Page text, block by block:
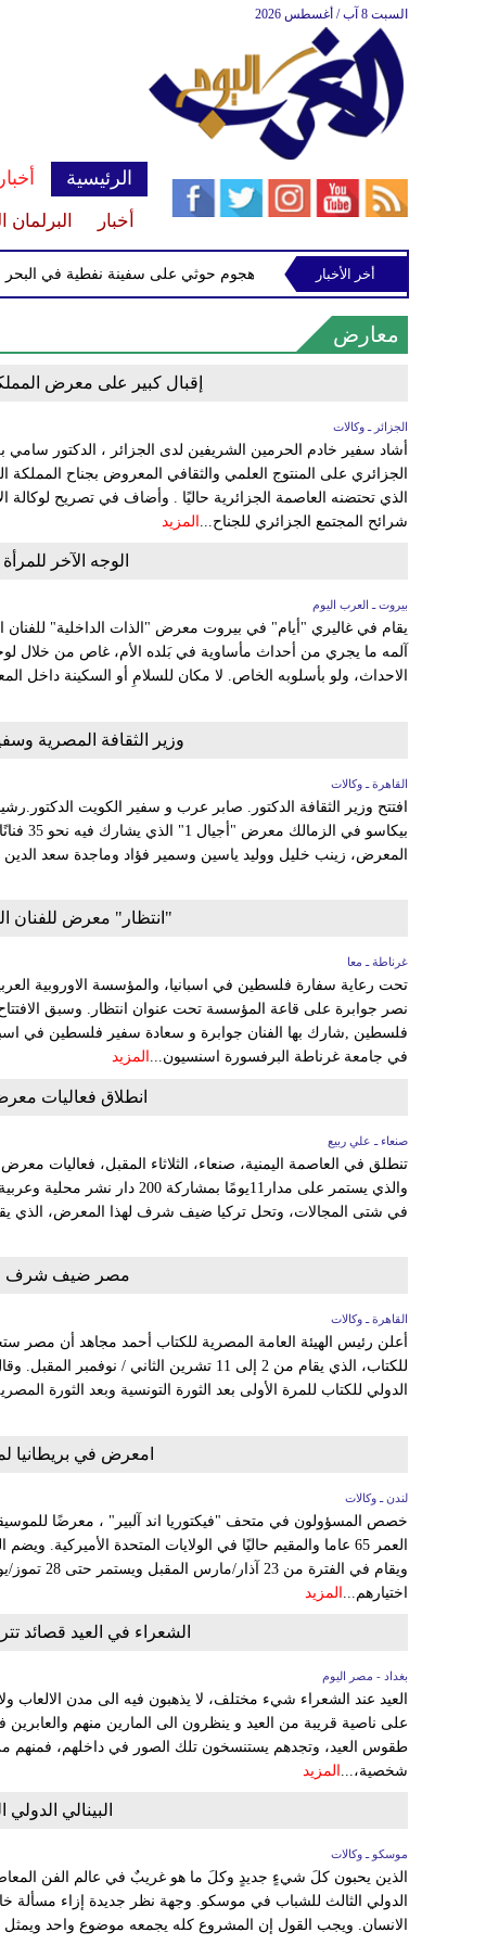
السبت 8 آب / أغسطس 2026
الرئيسية
أخبار
إحباط هجوم حوثي على سفينة نفطية في البحر أخر الأخبار
معارض
إقبال كبير على معرض
الجزائر ـ وكالات
أشاد سفير خادم الحرمين الشريفين لدى الجزائر ، الدكتور سامي بن
الجزائري على المنتوج العلمي والثقافي المعروض بجناح المملكة
الذي تحتضنه العاصمة الجزائرية حاليًا . وأضاف في تصريح لوكالة
شرائح المجتمع الجزائري للجناح... المزيد
الوجه الآخر
بيروت ـ العرب اليوم
يقام في غاليري "أيام" في بيروت معرض "الذات الداخلية"
آلمه ما يجري من أحداث مأساوية في بَلده الأم، غاص من خلال
الاحداث، ولو بأسلوبه الخاص. لا مكان للسلامِ أو السكينة داخل
وزير الثقافة المصرية
القاهرة ـ وكالات
افتتح وزير الثقافة الدكتور. صابر عرب و سفير الكويت
المعرض، زينب خليل ووليد ياسين وسمير فؤاد وماجدة سعد
"انتظار" معرض للفنان
غرناطة ـ معا
تحت رعاية سفارة فلسطين في اسبانيا، والمؤسسة الاوروبية
نصر جوابرة على قاعة المؤسسة تحت عنوان انتظار. وسبق
فلسطين ,شارك بها الفنان جوابرة و سعادة سفير فلسطين في
في جامعة غرناطة البرفسورة اسنسيون... المزيد
انطلاق فعاليات
صنعاء ـ علي ربيع
في شتى المجالات، وتحل تركيا ضيف شرف لهذا المعرض، الذي
مصر ضيف شرف
القاهرة ـ وكالات
أعلن رئيس الهيئة العامة المصرية للكتاب أحمد مجاهد أن
للكتاب، الذي يقام من 2 إلى 11 تشرين
الدولي للكتاب للمرة الأولى بعد الثورة التونسية وبعد الثورة
امعرض في بريطانيا
لندن ـ وكالات
خصص المسؤولون في متحف "فيكتوريا اند آلبير" ، معرضًا
العمر 65 عاما والمقيم حاليًا في الولايات المتحدة
اختيارهم... المزيد
الشعراء في العيد قصائد
بغداد - مصر اليوم
العيد عند الشعراء شيء مختلف، لا يذهبون فيه الى مدن الالعاب
على ناصية قريبة من العيد و ينظرون الى المارين منهم
طقوس العيد، وتجدهم يستنسخون تلك الصور في داخلهم، فمنهم من
شخصية،...
المزيد
البينالي
موسكو ـ وكالات
الذين يحبون كلَ شيءٍ جديدٍ وكلَ ما هو غريبٌ في عالم الفن
الدولي الثالث للشباب في موسكو. وجهة نظر جديدة إزاء مسألة
الانسان. ويجب القول إن المشروع كله يجمعه موضوع واحد ويمثل